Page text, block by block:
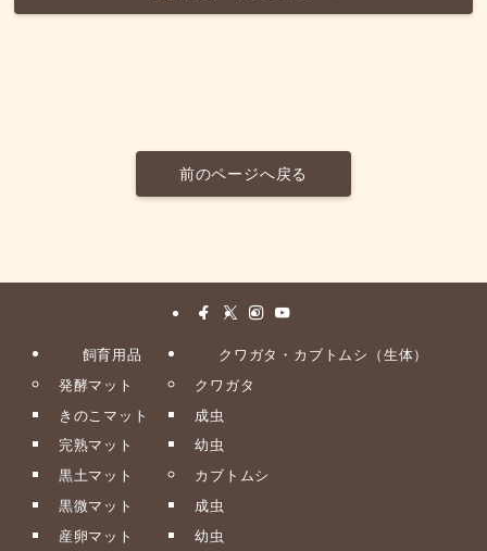
前のページへ戻る
飼育用品
発酵マット
きのこマット
完熟マット
黒土マット
黒微マット
産卵マット
クワガタ・カブトムシ（生体）
クワガタ
成虫
幼虫
カブトムシ
成虫
幼虫